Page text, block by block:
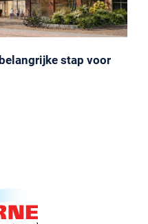
stap voor